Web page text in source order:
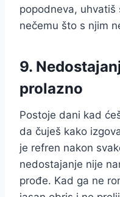
popodneva, uhvatiš
nečemu što s njim
9.
prolazno
Postoje dani kad
da čuješ kako
je refren nakon
nedostajanje nije
prođe. Kad ga ne